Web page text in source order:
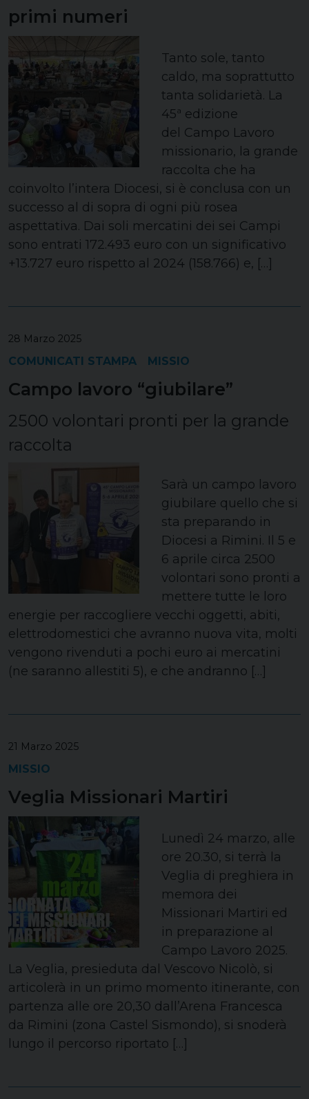
primi numeri
Tanto sole, tanto
caldo, ma soprattutto
tanta solidarietà. La
45ª edizione
del Campo Lavoro
missionario, la grande
raccolta che ha
coinvolto l’intera Diocesi, si è conclusa con un
successo al di sopra di ogni più rosea
aspettativa. Dai soli mercatini dei sei Campi
sono entrati 172.493 euro con un significativo
+13.727 euro rispetto al 2024 (158.766) e, […]
28 Marzo 2025
COMUNICATI STAMPA MISSIO
Campo lavoro “giubilare”
2500 volontari pronti per la grande
raccolta
Sarà un campo lavoro
giubilare quello che si
sta preparando in
Diocesi a Rimini. Il 5 e
6 aprile circa 2500
volontari sono pronti a
mettere tutte le loro
energie per raccogliere vecchi oggetti, abiti,
elettrodomestici che avranno nuova vita, molti
vengono rivenduti a pochi euro ai mercatini
(ne saranno allestiti 5), e che andranno […]
21 Marzo 2025
MISSIO
Veglia Missionari Martiri
Lunedì 24 marzo, alle
ore 20.30, si terrà la
Veglia di preghiera in
memora dei
Missionari Martiri ed
in preparazione al
Campo Lavoro 2025.
La Veglia, presieduta dal Vescovo Nicolò, si
articolerà in un primo momento itinerante, con
partenza alle ore 20,30 dall’Arena Francesca
da Rimini (zona Castel Sismondo), si snoderà
lungo il percorso riportato […]